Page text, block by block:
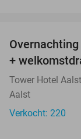
+
Tower Hotel Aalst
Aalst
Verkocht: 220